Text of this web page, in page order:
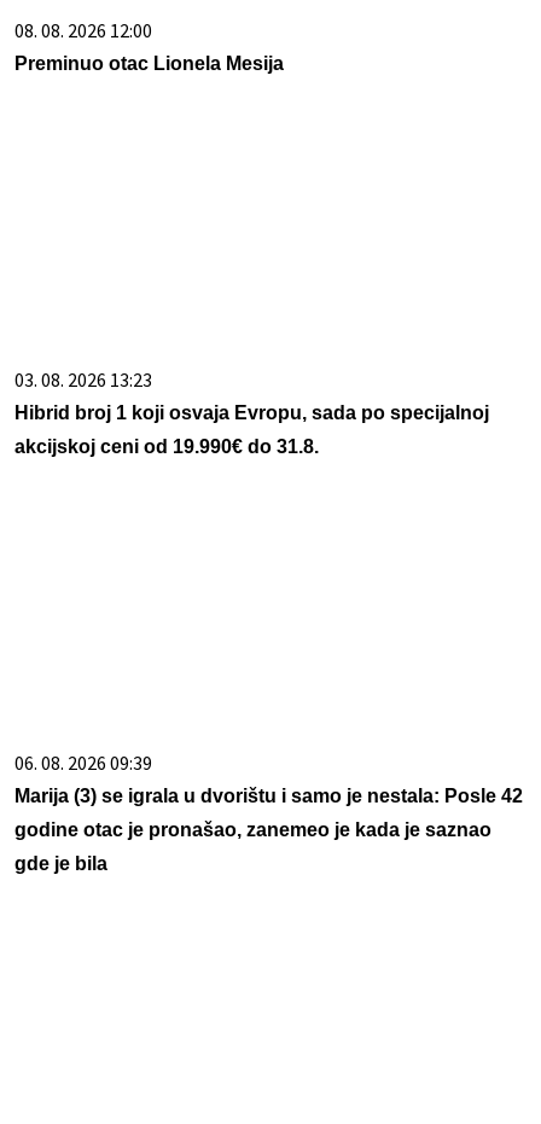
08. 08. 2026 12:00
Preminuo otac Lionela Mesija
03. 08. 2026 13:23
Hibrid broj 1 koji osvaja Evropu, sada po specijalnoj
akcijskoj ceni od 19.990€ do 31.8.
06. 08. 2026 09:39
Marija (3) se igrala u dvorištu i samo je nestala: Posle 42
godine otac je pronašao, zanemeo je kada je saznao
gde je bila